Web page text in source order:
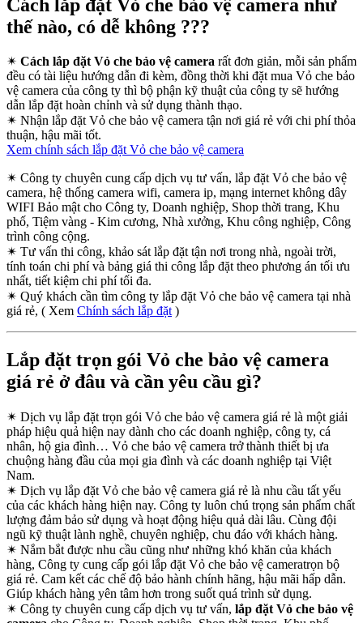
Cách lắp đặt Vỏ che bảo vệ camera như
thế nào, có dễ không ???
✴ Cách lắp đặt Vỏ che bảo vệ camera rất đơn giản, mỗi sản phẩm
đều có tài liệu hướng dẫn đi kèm, đồng thời khi đặt mua Vỏ che bảo
vệ camera của công ty thì bộ phận kỹ thuật của công ty sẽ hướng
dẫn lắp đặt hoàn chỉnh và sử dụng thành thạo.
✴ Nhận lắp đặt Vỏ che bảo vệ camera tận nơi giá rẻ với chi phí thỏa
thuận, hậu mãi tốt.
Xem chính sách lắp đặt Vỏ che bảo vệ camera
✴ Công ty chuyên cung cấp dịch vụ tư vấn, lắp đặt Vỏ che bảo vệ
camera, hệ thống camera wifi, camera ip, mạng internet không dây
WIFI Bảo mật cho Công ty, Doanh nghiệp, Shop thời trang, Khu
phố, Tiệm vàng - Kim cương, Nhà xưởng, Khu công nghiệp, Công
trình công cộng.
✴ Tư vấn thi công, khảo sát lắp đặt tận nơi trong nhà, ngoài trời,
tính toán chi phí và bảng giá thi công lắp đặt theo phương án tối ưu
nhất, tiết kiệm chi phí tối đa.
✴ Quý khách cần tìm công ty lắp đặt Vỏ che bảo vệ camera tại nhà
giá rẻ, ( Xem Chính sách lắp đặt)
Lắp đặt trọn gói Vỏ che bảo vệ camera
giá rẻ ở đâu và cần yêu cầu gì?
✴ Dịch vụ lắp đặt trọn gói Vỏ che bảo vệ camera giá rẻ là một giải
pháp hiệu quả hiện nay dành cho các doanh nghiệp, công ty, cá
nhân, hộ gia đình… Vỏ che bảo vệ camera trở thành thiết bị ưa
chuộng hàng đầu của mọi gia đình và các doanh nghiệp tại Việt
Nam.
✴ Dịch vụ lắp đặt Vỏ che bảo vệ camera giá rẻ là nhu cầu tất yếu
của các khách hàng hiện nay. Công ty luôn chú trọng sản phẩm chất
lượng đảm bảo sử dụng và hoạt động hiệu quả dài lâu. Cùng đội
ngũ kỹ thuật lành nghề, chuyên nghiệp, chu đáo với khách hàng.
✴ Nắm bắt được nhu cầu cũng như những khó khăn của khách
hàng, Công ty cung cấp gói lắp đặt Vỏ che bảo vệ cameratrọn bộ
giá rẻ. Cam kết các chế độ bảo hành chính hãng, hậu mãi hấp dẫn.
Giúp khách hàng yên tâm hơn trong suốt quá trình sử dụng.
✴ Công ty chuyên cung cấp dịch vụ tư vấn, lắp đặt Vỏ che bảo vệ